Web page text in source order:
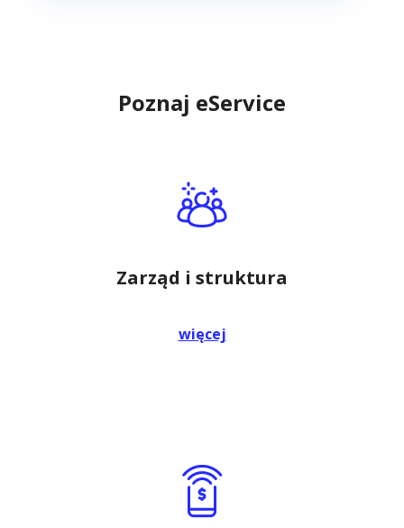
Poznaj eService
Zarząd i struktura
więcej